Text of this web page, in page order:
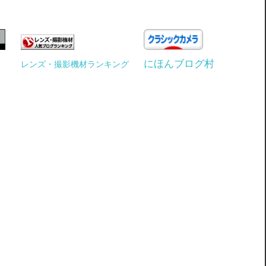
にほんブログ村
レンズ・撮影機材ランキング